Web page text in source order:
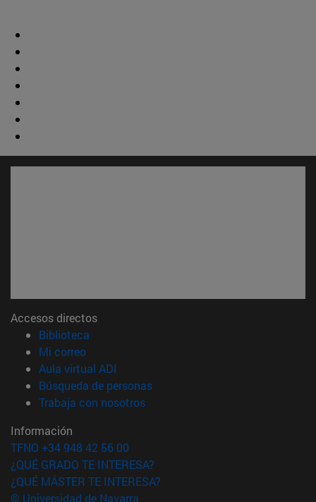
Accesos directos
Biblioteca
Mi correo(abre en nueva ventana)
Aula virtual ADI
Búsqueda de personas(abre en nueva ventana)
Trabaja con nosotros(abre en nueva ventana)
Información
TFNO +34 948 42 56 00
¿QUÉ GRADO TE INTERESA?
¿QUÉ MÁSTER TE INTERESA?
© Universidad de Navarra